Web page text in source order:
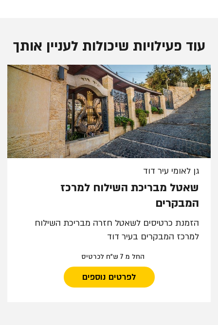
עוד פעילויות שיכולות לעניין אותך
גן לאומי עיר דוד
שאטל מבריכת השילוח למרכז
המבקרים
הזמנת כרטיסים לשאטל חזרה מבריכת השילוח
למרכז המבקרים בעיר דוד
החל מ 7 ש"ח לכרטיס
לפרטים נוספים